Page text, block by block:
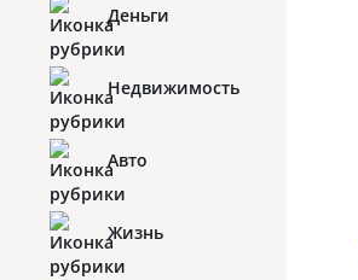
Деньги
Недвижимость
Авто
Жизнь